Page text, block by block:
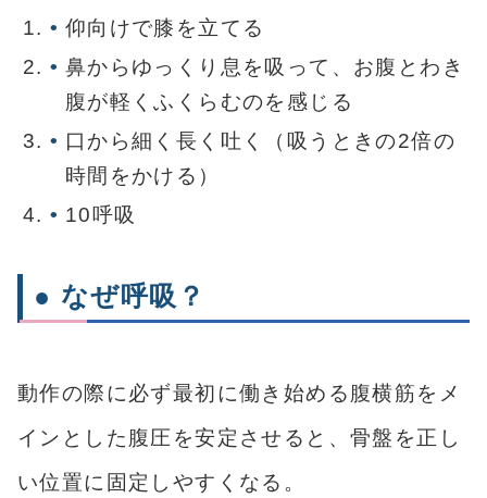
仰向けで膝を立てる
鼻からゆっくり息を吸って、お腹とわき
腹が軽くふくらむのを感じる
口から細く長く吐く（吸うときの2倍の
時間をかける）
10呼吸
● なぜ呼吸？
動作の際に必ず最初に働き始める腹横筋をメ
インとした腹圧を安定させると、骨盤を正し
い位置に固定しやすくなる。